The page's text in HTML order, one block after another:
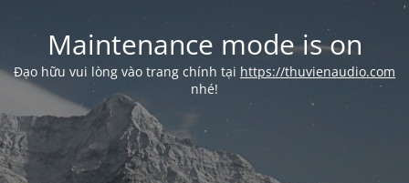
Maintenance mode is on
Đạo hữu vui lòng vào trang chính tại https://thuvienaudio.com
nhé!